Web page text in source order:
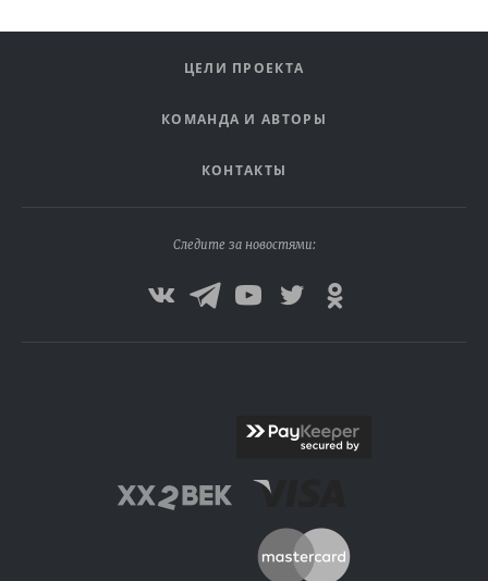
ЦЕЛИ ПРОЕКТА
КОМАНДА И АВТОРЫ
КОНТАКТЫ
Следите за новостями: